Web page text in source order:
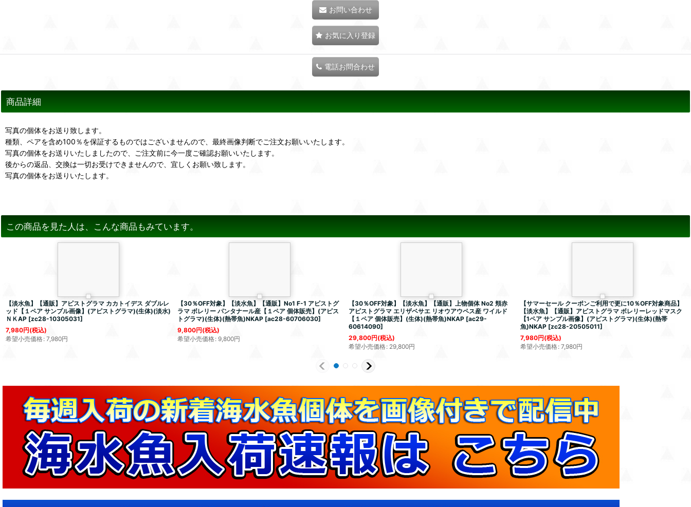
お問い合わせ
お気に入り登録
電話お問合わせ
商品詳細
写真の個体をお送り致します。
種類、ペアを含め100％を保証するものではございませんので、最終画像判断でご注文お願いいたします。
写真の個体をお送りいたしましたので、ご注文前に今一度ご確認お願いいたします。
後からの返品、交換は一切お受けできませんので、宜しくお願い致します。
写真の個体をお送りいたします。
この商品を見た人は、こんな商品もみています。
【淡水魚】【通販】アピストグラマ カカトイデス ダブルレ
ッド【１ペア サンプル画像】(アピストグラマ)(生体)(淡水)
ＮＫAP [zc28-10305031]
7,980円(税込)
希望小売価格: 7,980円
【30％OFF対象】【淡水魚】【通販】No1 F-1 アピストグ
ラマ ボレリー パンタナール産【１ペア 個体販売】(アピス
トグラマ)(生体)(熱帯魚)NKAP [ac28-60706030]
9,800円(税込)
希望小売価格: 9,800円
【30％OFF対象】【淡水魚】【通販】上物個体 No2 頬赤
アピストグラマ エリザベサエ リオウアウペス産 ワイルド
【１ペア 個体販売】(生体)(熱帯魚)NKAP [ac29-
60614090]
29,800円(税込)
希望小売価格: 29,800円
【サマーセール クーポンご利用で更に10％OFF対象商品】
【淡水魚】【通販】アピストグラマ ボレリーレッドマスク
【1ペア サンプル画像】(アピストグラマ)(生体)(熱帯
魚)NKAP [zc28-20505011]
7,980円(税込)
希望小売価格: 7,980円